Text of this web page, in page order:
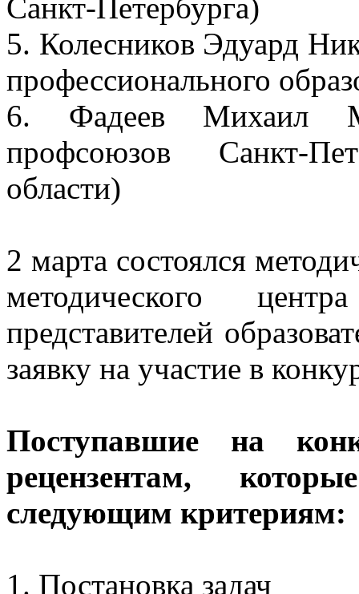
Санкт-Петербурга)
5. Колесников Эдуард
профессионального
6. Фадеев Михаил
профсоюзов Санкт-
области)
2 марта состоялся
методического
представителей
заявку на участие в
Поступавшие на
рецензентам,
следующим критериям:
1. Постановка задач